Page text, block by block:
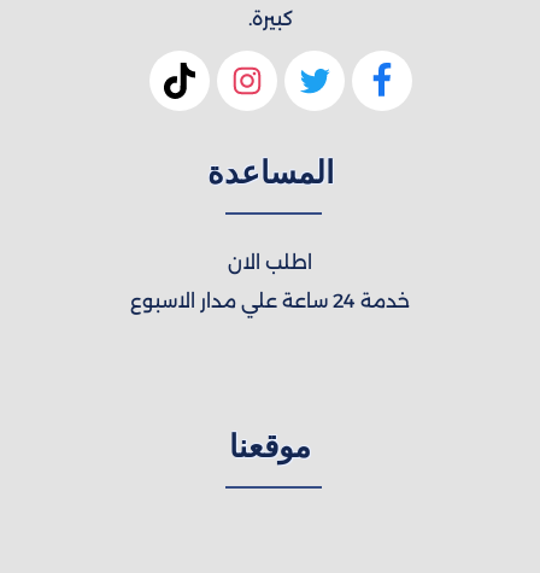
كبيرة.
المساعدة
اطلب الان
خدمة 24 ساعة علي مدار الاسبوع
موقعنا